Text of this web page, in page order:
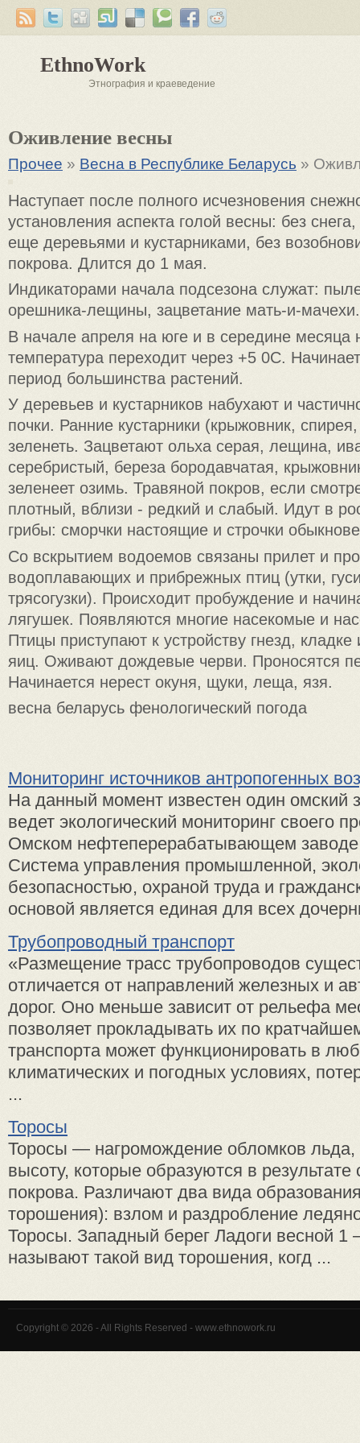
EthnoWork
Этнография и краеведение
Оживление весны
Прочее » Весна в Республике Беларусь »
Наступает после полного исчезновения
установления аспекта голой весны: без
еще деревьями и кустарниками, без
покрова. Длится до 1 мая.
Индикаторами начала подсезона служат:
орешника-лещины, зацветание мать-и-мачехи.
В начале апреля на юге и в середине месяца
температура переходит через +5 0С.
период большинства растений.
У деревьев и кустарников набухают и
почки. Ранние кустарники (крыжовник,
зеленеть. Зацветают ольха серая, лещина,
серебристый, береза бородавчатая,
зеленеет озимь. Травяной покров, если
плотный, вблизи - редкий и слабый. Идут в
грибы: сморчки настоящие и строчки
Со вскрытием водоемов связаны прилет и
водоплавающих и прибрежных птиц (утки,
трясогузки). Происходит пробуждение и
лягушек. Появляются многие насекомые и
Птицы приступают к устройству гнезд,
яиц. Оживают дождевые черви. Проносятся
Начинается нерест окуня, щуки, леща, язя.
весна беларусь фенологический погода
Мониторинг источников антропогенных
На данный момент известен один омский
ведет экологический мониторинг своего
Омском нефтеперерабатывающем
Система управления промышленной,
безопасностью, охраной труда и
основой является единая для всех
Трубопроводный транспорт
«Размещение трасс трубопроводов
отличается от направлений железных и
дорог. Оно меньше зависит от рельефа
позволяет прокладывать их по
транспорта может функционировать в
климатических и погодных условиях,
...
Торосы
Торосы — нагромождение обломков льда,
высоту, которые образуются в результате
покрова. Различают два вида
торошения): взлом и раздробление
Торосы. Западный берег Ладоги весной
называют такой вид торошения, когд ...
Copyright © 2026 - All Rights Reserved - www.ethnowork.ru